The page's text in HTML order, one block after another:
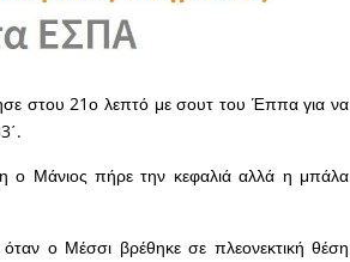
στου 21ο λεπτό με σουτ του Έππα για να
ο Μάνιος πήρε την κεφαλιά αλλά η μπάλα
ο Μέσσι βρέθηκε σε πλεονεκτική θέση